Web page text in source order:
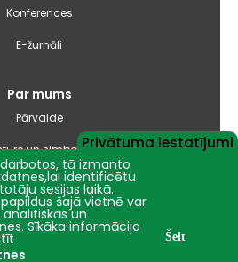
Konferences
E-žurnāli
Par mums
Pārvalde
un simbolika
un pašnovērtējuma ziņojumi
Iepirkumi
Privātuma iestatījumi
tā izmanto
identificētu
sesijas laikā.
šajā vietnē var
un
Sīkāka informācija
Šeit